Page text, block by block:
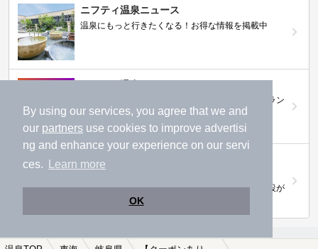
By using our services, you agree that we and
our partners use cookies to improve advertisi
ng and enhance your experience on our servi
ces.
Learn more
OK
ニフティ温泉ニュース
温泉にもっと行きたくなる！お得な情報を掲載中
温浴施設をお得に楽しめるサブスクリプションプラン
内】
株主優待制度で人気の温浴施設に行こう！対象施設が
拡充されました！